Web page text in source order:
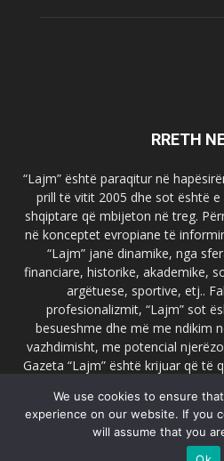
RRETH
“Lajm” është paraqitur në
prill të vitit 2005 dhe sot është
shqiptare që mbijeton në treg.
në konceptet evropiane të
“Lajm” janë dinamike, nga
financiare, historike, akademike,
argëtuese, sportive, etj..
profesionalizmit, “Lajm” sot
besueshme dhe më me ndikim
vazhdimisht, me potencial
Gazeta “Lajm” është krijuar që të
faqja zyrtare e gazetës “Lajm”,
ndër portalet më të
We use cookies to ensure
experience on our website. If you
will assume that you